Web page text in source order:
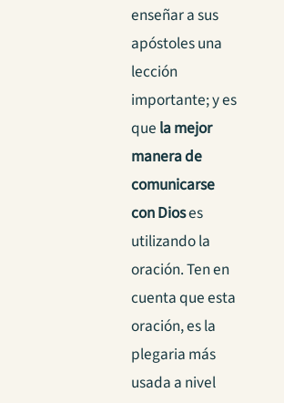
enseñar a sus
apóstoles una
lección
importante; y es
que la mejor
manera de
comunicarse
con Dioses
utilizando la
oración. Ten en
cuenta que esta
oración, es la
plegaria más
usada a nivel